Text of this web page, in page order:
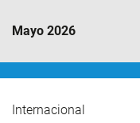
Mayo 2026
Internacional